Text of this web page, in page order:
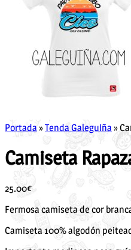
Portada »Tenda Galeguiña »
Camiseta
25.00€
Fermosa camiseta de cor
Camiseta 100% algodón